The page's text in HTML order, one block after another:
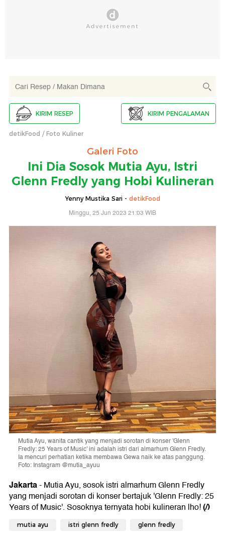
KIRIM RESEP KIRIM PENGALAMAN
detikFood Foto Kuliner
Galeri Foto
Ini Dia Sosok Mutia Ayu, Istri
Glenn Fredly yang Hobi Kulineran
Yenny Mustika Sari - detikFood
Minggu, 25 Jun 2023 21:03 WIB
Mutia Ayu, wanita cantik yang menjadi sorotan di konser 'Glenn
Fredly: 25 Years of Music' ini adalah istri dari almarhum Glenn Fredly.
Ia mencuri perhatian ketika membawa Gewa naik ke atas panggung.
Foto: Instagram @mutia_ayuu
Jakarta- Mutia Ayu, sosok istri almarhum Glenn Fredly
yang menjadi sorotan di konser bertajuk 'Glenn Fredly: 25
Years of Music'. Sosoknya ternyata hobi kulineran lho!(/)
mutia ayu istri glenn fredly glenn fredly